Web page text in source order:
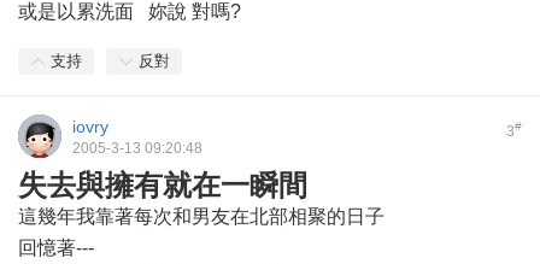
或是以累洗面 妳說 對嗎?
支持 反對
3#
iovry
2005-3-13 09:20:48
失去與擁有就在一瞬間
這幾年我靠著每次和男友在北部相聚的日子
回憶著---